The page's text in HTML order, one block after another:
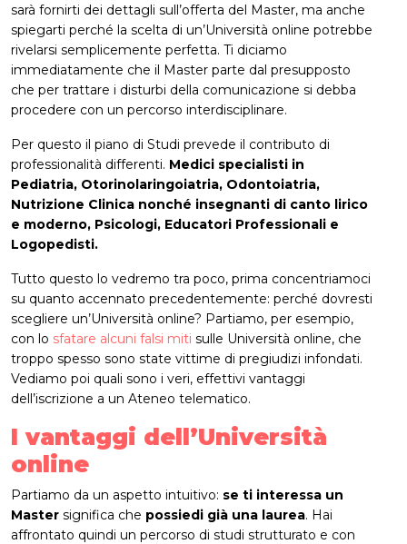
sarà fornirti dei dettagli sull’offerta del Master, ma anche
spiegarti perché la scelta di un’Università online potrebbe
rivelarsi semplicemente perfetta. Ti diciamo
immediatamente che il Master parte dal presupposto
che per trattare i disturbi della comunicazione si debba
procedere con un percorso interdisciplinare.
Per questo il piano di Studi prevede il contributo di
professionalità differenti. Medici specialisti in
Pediatria, Otorinolaringoiatria, Odontoiatria,
Nutrizione Clinica nonché insegnanti di canto lirico
e moderno, Psicologi, Educatori Professionali e
Logopedisti.
Tutto questo lo vedremo tra poco, prima concentriamoci
su quanto accennato precedentemente: perché dovresti
scegliere un’Università online? Partiamo, per esempio,
con lo sfatare alcuni falsi miti sulle Università online, che
troppo spesso sono state vittime di pregiudizi infondati.
Vediamo poi quali sono i veri, effettivi vantaggi
dell’iscrizione a un Ateneo telematico.
I vantaggi dell’Università
online
Partiamo da un aspetto intuitivo: se ti interessa un
Master significa che possiedi già una laurea. Hai
affrontato quindi un percorso di studi strutturato e con